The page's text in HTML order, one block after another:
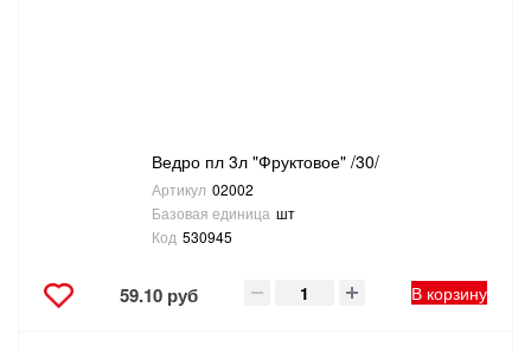
Ведро пл 3л "Фруктовое" /30/
Артикул 02002
Базовая единица шт
Код 530945
59.10 руб В корзину